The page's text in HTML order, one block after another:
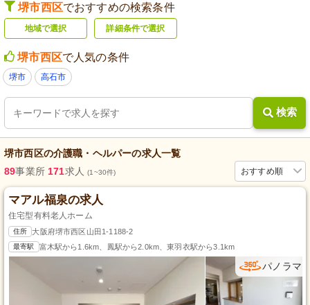
堺市西区でおすすめの検索条件
地域で選択 詳細条件で選択
堺市西区で人気の条件
堺市 高石市
検索
堺市西区の介護職・ヘルパーの求人一覧
おすすめ順
89事業所 171求人(1~30件)
マアル福泉の求人
住宅型有料老人ホーム
住所 大阪府堺市西区山田1-1188-2
最寄駅 富木駅から1.6km、鳳駅から2.0km、東羽衣駅から3.1km
パノラマ